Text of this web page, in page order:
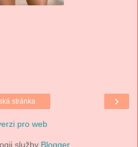
›
stránka
pro web
služby Blogger.